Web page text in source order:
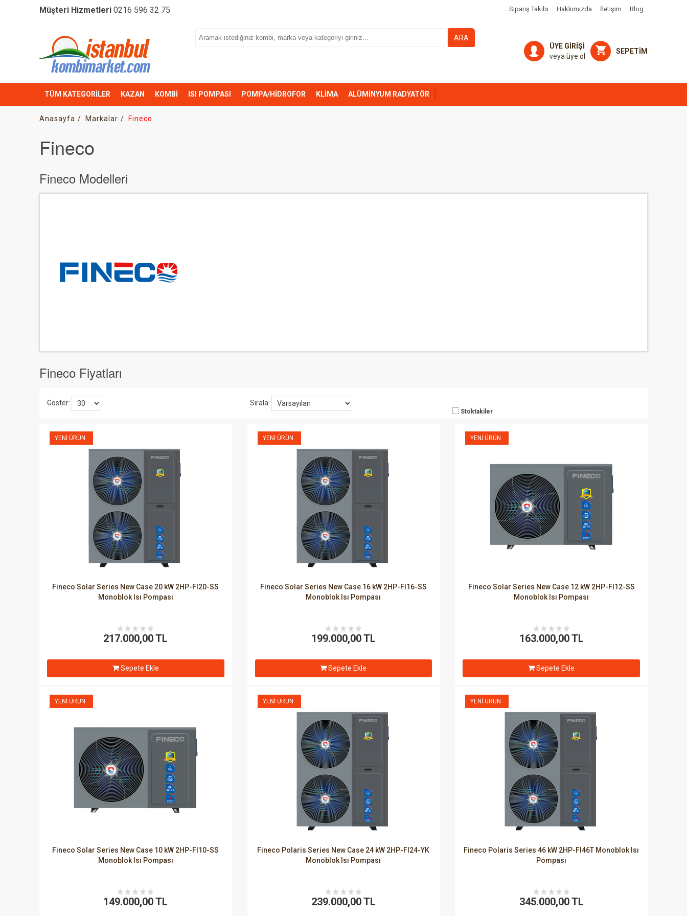
Müşteri Hizmetleri 0216 596 32 75 Sipariş Takibi Hakkımızda İletişim Blog
ARA
ÜYE GİRİŞİ
veya üye ol
SEPETİM
TÜM KATEGORİLER KAZAN KOMBİ ISI POMPASI POMPA/HİDROFOR KLİMA ALÜMİNYUM RADYATÖR
Anasayfa Markalar Fineco
Fineco
Fineco Modelleri
Fineco Fiyatları
Göster: Sırala:
Stoktakiler
Fineco Solar Series New Case 20 kW 2HP-FI20-SS
Monoblok Isı Pompası
YENI ÜRÜN
217.000,00 TL
Sepete Ekle
Fineco Solar Series New Case 16 kW 2HP-FI16-SS
Monoblok Isı Pompası
YENI ÜRÜN
199.000,00 TL
Sepete Ekle
Fineco Solar Series New Case 12 kW 2HP-FI12-SS
Monoblok Isı Pompası
YENI ÜRÜN
163.000,00 TL
Sepete Ekle
Fineco Solar Series New Case 10 kW 2HP-FI10-SS
Monoblok Isı Pompası
YENI ÜRÜN
149.000,00 TL
Fineco Polaris Series New Case 24 kW 2HP-FI24-YK
Monoblok Isı Pompası
YENI ÜRÜN
239.000,00 TL
Fineco Polaris Series 46 kW 2HP-FI46T Monoblok Isı
Pompası
YENI ÜRÜN
345.000,00 TL